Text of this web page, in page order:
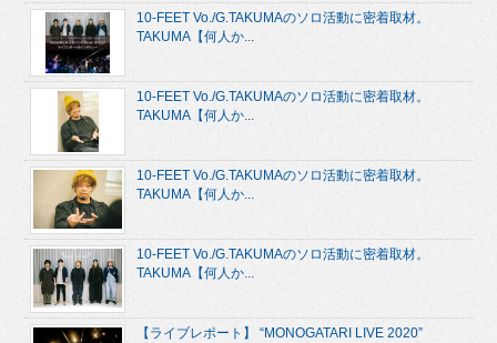
10-FEET Vo./G.TAKUMAのソロ活動に密着取材。
TAKUMA【何人か...
10-FEET Vo./G.TAKUMAのソロ活動に密着取材。
TAKUMA【何人か...
10-FEET Vo./G.TAKUMAのソロ活動に密着取材。
TAKUMA【何人か...
10-FEET Vo./G.TAKUMAのソロ活動に密着取材。
TAKUMA【何人か...
【ライブレポート】 “MONOGATARI LIVE 2020”